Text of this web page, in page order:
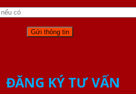
ĐĂNG KÝ TƯ VẤN